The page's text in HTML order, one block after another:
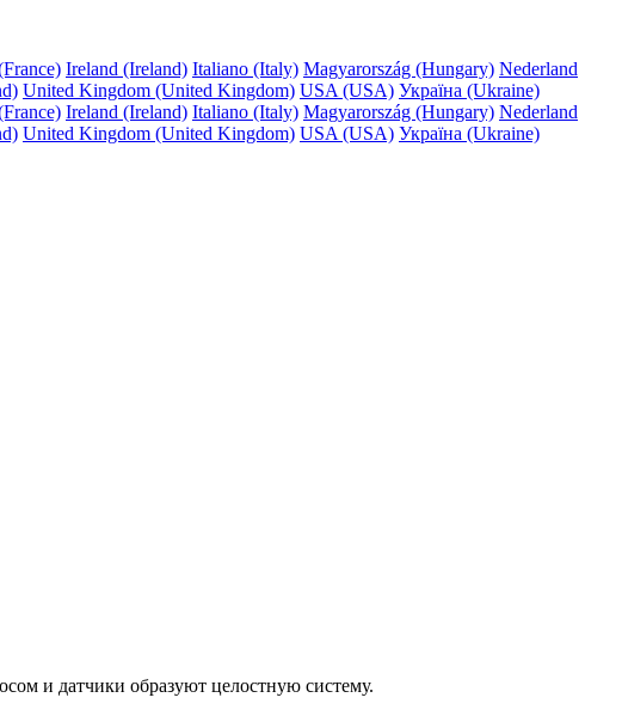
Ireland (Ireland) Italiano (Italy) Magyarország (Hungary) Nederland
United Kingdom (United Kingdom) USA (USA) Україна (Ukraine)
Ireland (Ireland) Italiano (Italy) Magyarország (Hungary) Nederland
United Kingdom (United Kingdom) USA (USA) Україна (Ukraine)
и датчики образуют целостную систему.